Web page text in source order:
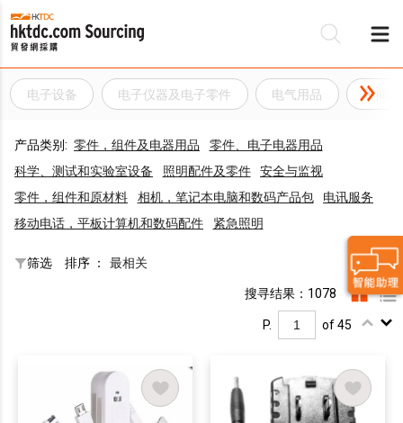
电子设备 电子仪器及电子零件 电气用品 不间
产品类别: 零件，组件及电器用品
零件、电子电器用品
科学、测试和实验室设备
照明配件及零件
安全与监视
零件，组件和原材料
相机，笔记本电脑和数码产品包
电讯服务
移动电话，平板计算机和数码配件
紧急照明
筛选 排序 ： 最相关
搜寻结果：1078
P. of 45